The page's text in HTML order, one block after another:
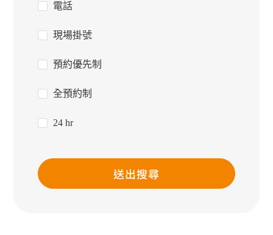
電話
現場掛號
預約優先制
全預約制
24 hr
送出搜尋